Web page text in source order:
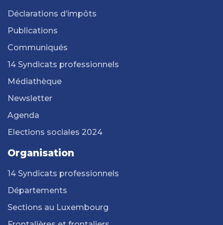
Déclarations d’impôts
Publications
Communiqués
14 Syndicats professionnels
Médiathèque
Newsletter
Agenda
Elections sociales 2024
Organisation
14 Syndicats professionnels
Départements
Sections au Luxembourg